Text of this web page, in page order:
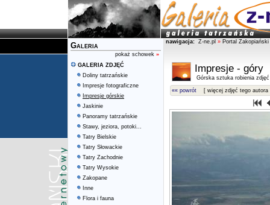
Galeria
pokaż schowek »
GALERIA ZDJĘĆ
Doliny tatrzańskie
Impresje fotograficzne
Impresje górskie
Jaskinie
Panoramy tatrzańskie
Stawy, jeziora, potoki...
Tatry Bielskie
Tatry Słowackie
Tatry Zachodnie
Tatry Wysokie
Zakopane
Inne
Flora i fauna
nawigacja: Z-ne.pl » Portal Zakopiański
Impresje - góry
Górska sztuka robienia zdjęć
«« powrót [ więcej zdjęć tego autora